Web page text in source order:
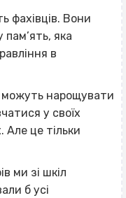
фахівців. Вони
яка
в
можуть нарощувати
у своїх
Але це тільки
ми зі шкіл
б усі